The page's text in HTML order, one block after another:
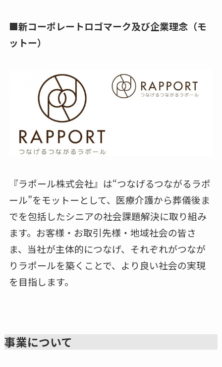
■新コーポレートロゴマーク及び企業理念（モ
ットー）
『ラポール株式会社』は“つなげるつながるラポ
ール”をモットーとして、医療介護から葬儀後ま
でを包括したシニアの社会課題解決に取り組み
ます。お客様・お取引先様・地域社会の皆さ
ま、当社が主体的につなげ、それぞれがつなが
りラポールを築くことで、より良い社会の実現
を目指します。
事業について